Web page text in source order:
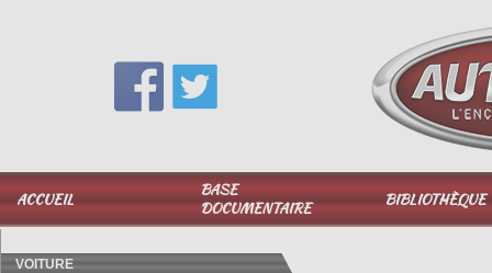
ACCUEIL
BASE
DOCUMENTAIRE
BIBLIOTHÈQUE
06 51 040 025
VOITURE